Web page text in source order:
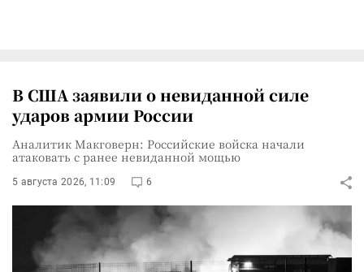
В США заявили о невиданной силе
ударов армии России
Аналитик Макговерн: Российские войска начали
атаковать с ранее невиданной мощью
5 августа 2026, 11:09 6